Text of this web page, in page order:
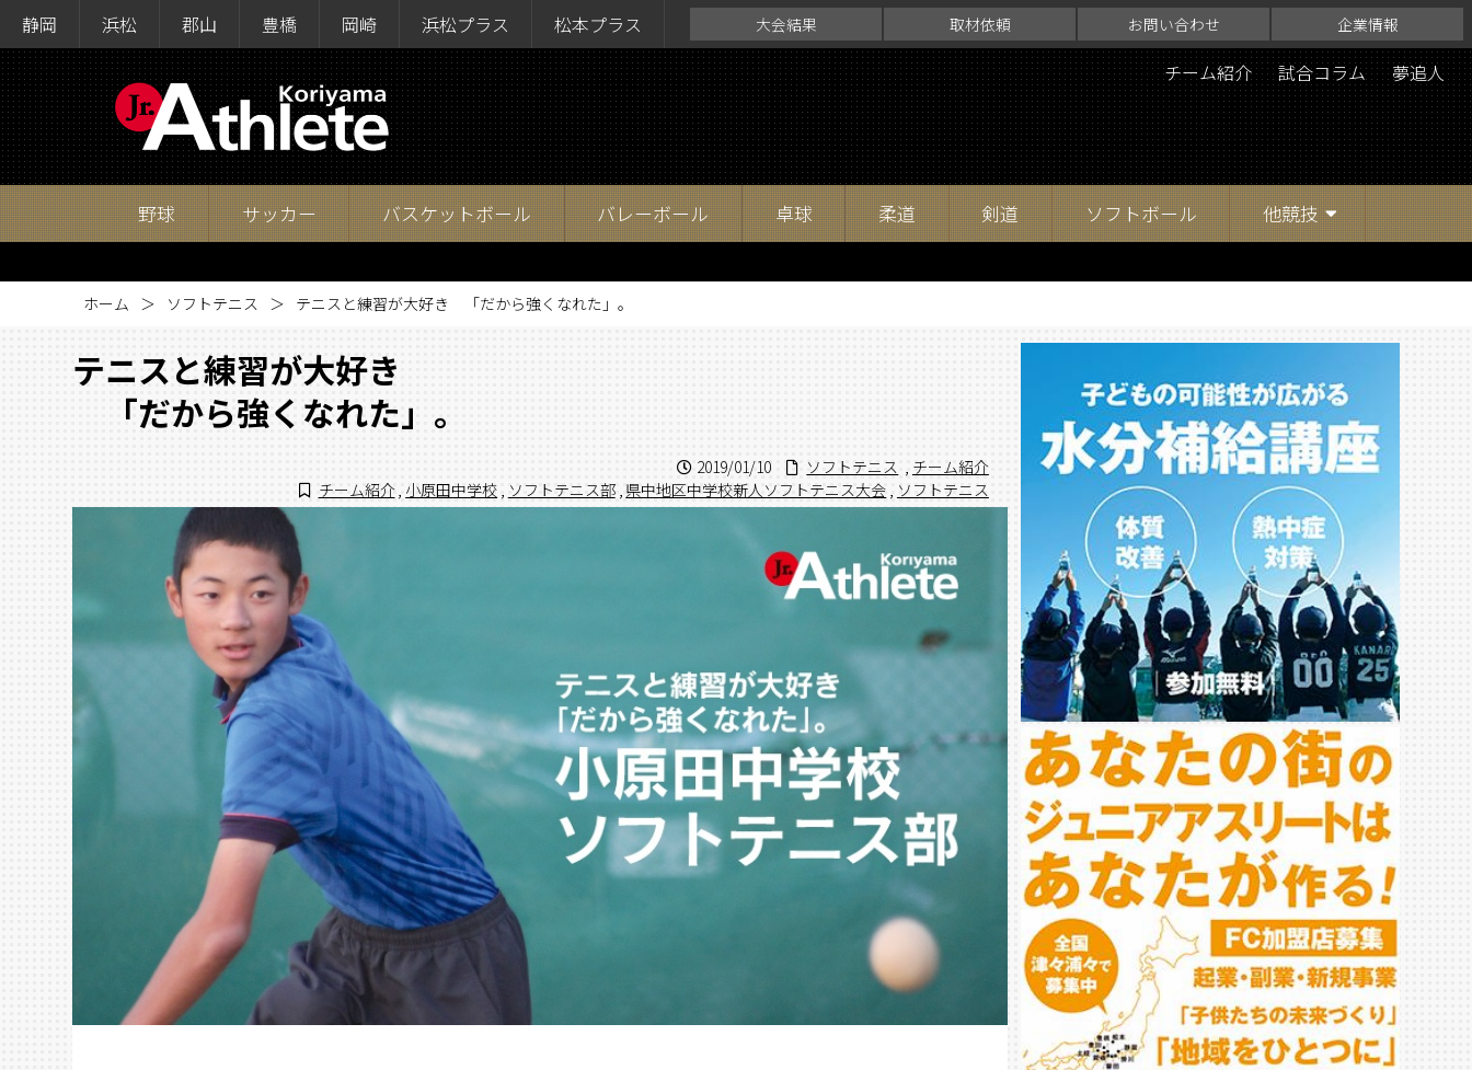
静岡 浜松 郡山 豊橋 岡崎 浜松プラス 松本プラス 大会結果 取材依頼 お問い合わせ 企業情報
チーム紹介 試合コラム 夢追人
野球 サッカー バスケットボール バレーボール 卓球 柔道 剣道 ソフトボール 他競技
ホーム ソフトテニス テニスと練習が大好き 「だから強くなれた」。
テニスと練習が大好き
「だから強くなれた」。
2019/01/10 ソフトテニス , チーム紹介
チーム紹介, 小原田中学校 , ソフトテニス部 , 県中地区中学校新人ソフトテニス大会 , ソフトテニス